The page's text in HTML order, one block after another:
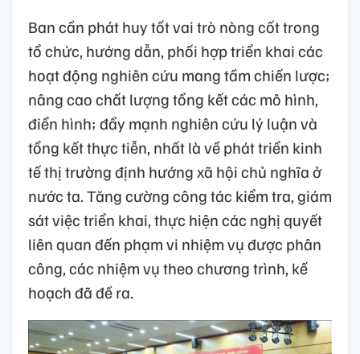
Ban cần phát huy tốt vai trò nòng cốt trong
tổ chức, hướng dẫn, phối hợp triển khai các
hoạt động nghiên cứu mang tầm chiến lược;
nâng cao chất lượng tổng kết các mô hình,
điển hình; đẩy mạnh nghiên cứu lý luận và
tổng kết thực tiễn, nhất là về phát triển kinh
tế thị trường định hướng xã hội chủ nghĩa ở
nước ta. Tăng cường công tác kiểm tra, giám
sát việc triển khai, thực hiện các nghị quyết
liên quan đến phạm vi nhiệm vụ được phân
công, các nhiệm vụ theo chương trình, kế
hoạch đã đề ra.